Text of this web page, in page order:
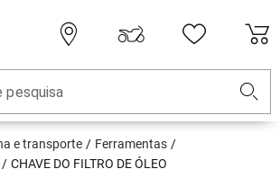
pesquisa
e transporte
Ferramentas
CHAVE DO FILTRO DE ÓLEO